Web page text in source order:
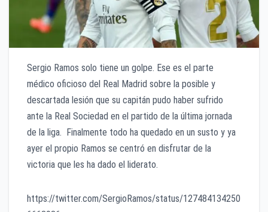
Sergio Ramos solo tiene un golpe. Ese es el parte
médico oficioso del Real Madrid sobre la posible y
descartada lesión que su capitán pudo haber sufrido
ante la Real Sociedad en el partido de la última jornada
de la liga. Finalmente todo ha quedado en un susto y ya
ayer el propio Ramos se centró en disfrutar de la
victoria que les ha dado el liderato.
https://twitter.com/SergioRamos/status/127484134250